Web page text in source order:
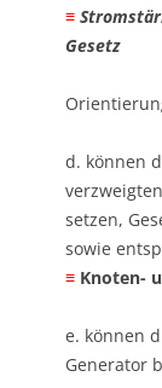
≡
Gesetz
d. können
setzen,
sowie
≡ Knoten-
e. können
Generator